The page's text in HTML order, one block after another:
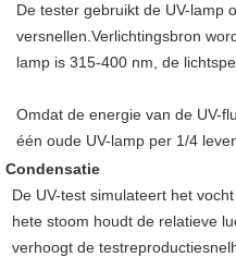
De tester gebruikt de UV-lamp
versnellen.Verlichtingsbron
lamp is 315-400 nm, de
Omdat de energie van de UV-
één oude UV-lamp per 1/4
Condensatie
De UV-test simulateert het
hete stoom houdt de relatieve
verhoogt de